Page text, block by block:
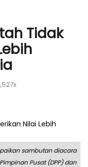
Tidak
sambutan diacara
Pusat (DPP) dan